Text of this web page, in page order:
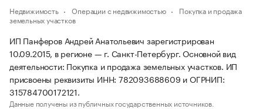
Недвижимость Операции с недвижимостью
Покупка и продажа
земельных участков
ИП Панферов Андрей Анатольевич зарегистрирован
10.09.2015, в регионе — г. Санкт-Петербург. Основной вид
деятельности: Покупка и продажа земельных участков. ИП
присвоены реквизиты ИНН: 782093688609 и ОГРНИП:
315784700172121.
Данные получены из публичных государственных источников.